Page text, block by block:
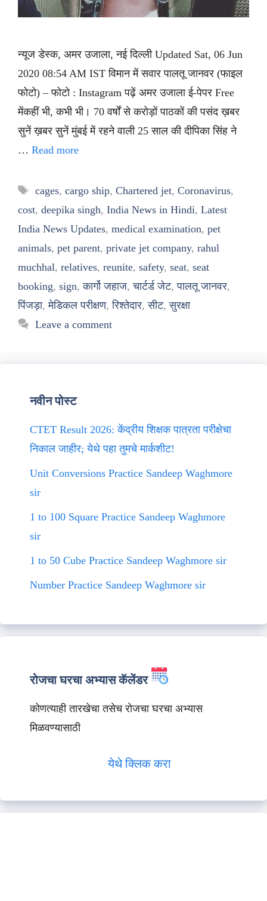
न्यूज डेस्क, अमर उजाला, नई दिल्ली Updated Sat, 06 Jun
2020 08:54 AM IST विमान में सवार पालतू जानवर (फाइल
फोटो) – फोटो : Instagram पढ़ें अमर उजाला ई-पेपर Free
मेंकहीं भी, कभी भी। 70 वर्षों से करोड़ों पाठकों की पसंद ख़बर
सुनें ख़बर सुनें मुंबई में रहने वाली 25 साल की दीपिका सिंह ने
… Read more
Tags
cages, cargo ship, Chartered jet, Coronavirus,
cost, deepika singh, India News in Hindi, Latest
India News Updates, medical examination, pet
animals, pet parent, private jet company, rahul
muchhal, relatives, reunite, safety, seat, seat
booking, sign,कार्गो जहाज,चार्टर्ड जेट,पालतू जानवर,
पिंजड़ा,मेडिकल परीक्षण,रिश्तेदार,सीट,सुरक्षा
Leave a comment
नवीन पोस्ट
CTET Result 2026: केंद्रीय शिक्षक पात्रता परीक्षेचा
निकाल जाहीर; येथे पहा तुमचे मार्कशीट!
Unit Conversions Practice Sandeep Waghmore
sir
1 to 100 Square Practice Sandeep Waghmore
sir
1 to 50 Cube Practice Sandeep Waghmore sir
Number Practice Sandeep Waghmore sir
रोजचा घरचा अभ्यास कॅलेंडर
कोणत्याही तारखेचा तसेच रोजचा घरचा अभ्यास
मिळवण्यासाठी
येथे क्लिक करा